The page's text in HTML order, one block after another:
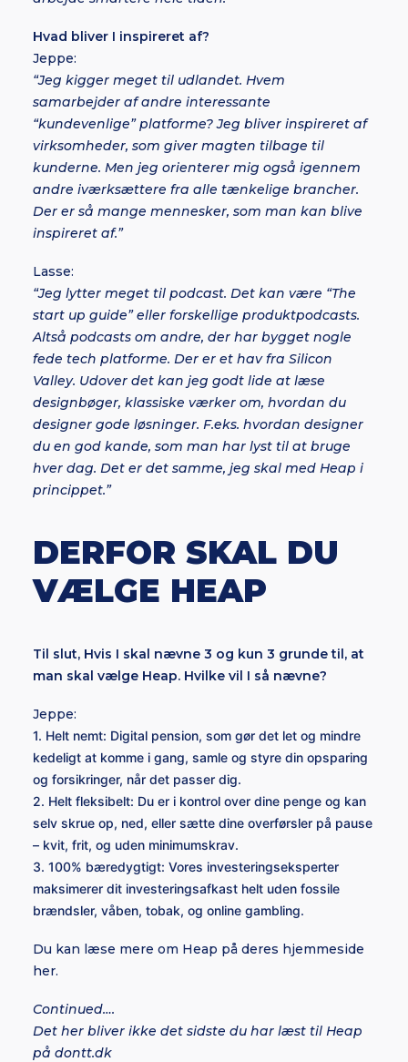
Hvad bliver I inspireret af?
Jeppe:
“Jeg kigger meget til udlandet. Hvem
samarbejder af andre interessante
“kundevenlige” platforme? Jeg bliver inspireret af
virksomheder, som giver magten tilbage til
kunderne. Men jeg orienterer mig også igennem
andre iværksættere fra alle tænkelige brancher.
Der er så mange mennesker, som man kan blive
inspireret af.”
Lasse:
“Jeg lytter meget til podcast. Det kan være “The
start up guide” eller forskellige produktpodcasts.
Altså podcasts om andre, der har bygget nogle
fede tech platforme. Der er et hav fra Silicon
Valley. Udover det kan jeg godt lide at læse
designbøger, klassiske værker om, hvordan du
designer gode løsninger. F.eks. hvordan designer
du en god kande, som man har lyst til at bruge
hver dag. Det er det samme, jeg skal med Heap i
princippet.”
DERFOR SKAL DU
VÆLGE HEAP
Til slut, Hvis I skal nævne 3 og kun 3 grunde til, at
man skal vælge Heap. Hvilke vil I så nævne?
Jeppe:
1. Helt nemt: Digital pension, som gør det let og mindre
kedeligt at komme i gang, samle og styre din opsparing
og forsikringer, når det passer dig.
2. Helt fleksibelt: Du er i kontrol over dine penge og kan
selv skrue op, ned, eller sætte dine overførsler på pause
– kvit, frit, og uden minimumskrav.
3. 100% bæredygtigt: Vores investeringseksperter
maksimerer dit investeringsafkast helt uden fossile
brændsler, våben, tobak, og online gambling.
Du kan læse mere om Heap på deres hjemmeside
her.
Continued….
Det her bliver ikke det sidste du har læst til Heap
på dontt.dk